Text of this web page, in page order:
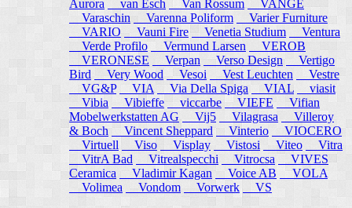
Aurora
van Esch Van Rossum
VANGE
Varaschin
Varenna Poliform
Varier Furniture
VARIO
Vauni Fire Venetia Studium
Ventura
Verde Profilo
Vermund Larsen
VEROB
VERONESE
Verpan Verso Design
Vertigo
Bird
Very Wood Vesoi Vest Leuchten
Vestre
VG&P
VIA Via Della Spiga VIAL
viasit
Vibia
Vibieffe viccarbe VIEFE
Vifian
Mobelwerkstatten AG
Vij5 Vilagrasa
Villeroy
& Boch
Vincent Sheppard Vinterio
VIOCERO
Virtuell
Viso Visplay Vistosi Viteo
Vitra
VitrA Bad
Vitrealspecchi Vitrocsa
VIVES
Ceramica
Vladimir Kagan Voice AB
VOLA
Volimea
Vondom Vorwerk VS